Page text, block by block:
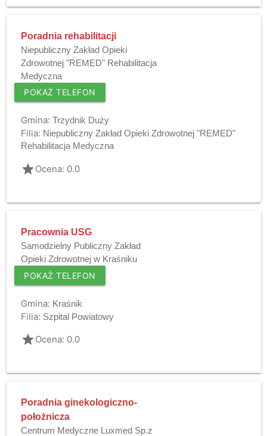
Poradnia rehabilitacji
Niepubliczny Zakład Opieki
Zdrowotnej "REMED" Rehabilitacja
Medyczna
POKAŻ TELEFON
Gmina: Trzydnik Duży
Filia: Niepubliczny Zakład Opieki Zdrowotnej "REMED"
Rehabilitacja Medyczna
gradeOcena: 0.0
Pracownia USG
Samodzielny Publiczny Zakład
Opieki Zdrowotnej w Kraśniku
POKAŻ TELEFON
Gmina: Kraśnik
Filia: Szpital Powiatowy
gradeOcena: 0.0
Poradnia ginekologiczno-
położnicza
Centrum Medyczne Luxmed Sp.z